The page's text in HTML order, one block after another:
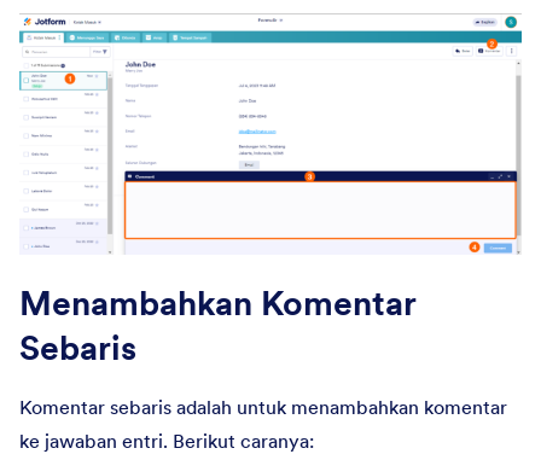
Menambahkan Komentar
Sebaris
Komentar sebaris adalah untuk menambahkan komentar
ke jawaban entri. Berikut caranya: